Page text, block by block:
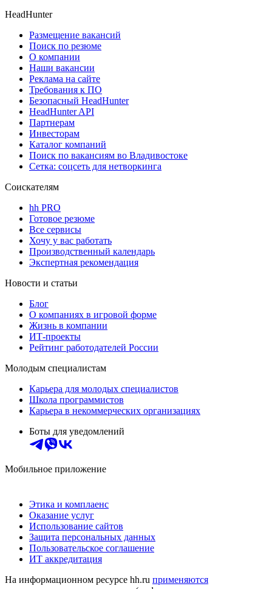
HeadHunter
Размещение вакансий
Поиск по резюме
О компании
Наши вакансии
Реклама на сайте
Требования к ПО
Безопасный HeadHunter
HeadHunter API
Партнерам
Инвесторам
Каталог компаний
Поиск по вакансиям во Владивостоке
Сетка: соцсеть для нетворкинга
Соискателям
hh PRO
Готовое резюме
Все сервисы
Хочу у вас работать
Производственный календарь
Экспертная рекомендация
Новости и статьи
Блог
О компаниях в игровой форме
Жизнь в компании
ИТ-проекты
Рейтинг работодателей России
Молодым специалистам
Карьера для молодых специалистов
Школа программистов
Карьера в некоммерческих организациях
Боты для уведомлений
Мобильное приложение
Этика и комплаенс
Оказание услуг
Использование сайтов
Защита персональных данных
Пользовательское соглашение
ИТ аккредитация
На информационном ресурсе hh.ru применяются